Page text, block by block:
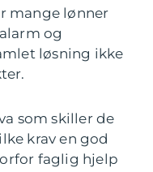
mange lønner
og
løsning ikke
som skiller de
krav en god
faglig hjelp